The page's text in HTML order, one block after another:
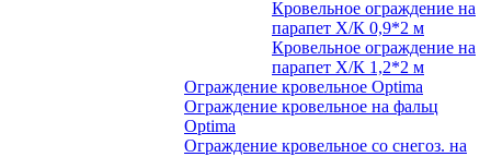
Кровельное ограждение на
парапет Х/К 0,9*2 м
Кровельное ограждение на
парапет Х/К 1,2*2 м
Ограждение кровельное Optima
Ограждение кровельное на фальц
Optima
Ограждение кровельное со снегоз. на